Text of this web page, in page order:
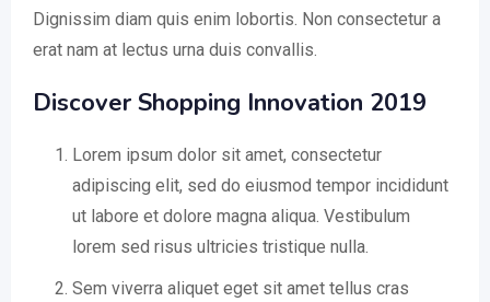
Dignissim diam quis enim lobortis. Non consectetur a
erat nam at lectus urna duis convallis.
Discover Shopping Innovation 2019
Lorem ipsum dolor sit amet, consectetur
adipiscing elit, sed do eiusmod tempor incididunt
ut labore et dolore magna aliqua. Vestibulum
lorem sed risus ultricies tristique nulla.
Sem viverra aliquet eget sit amet tellus cras